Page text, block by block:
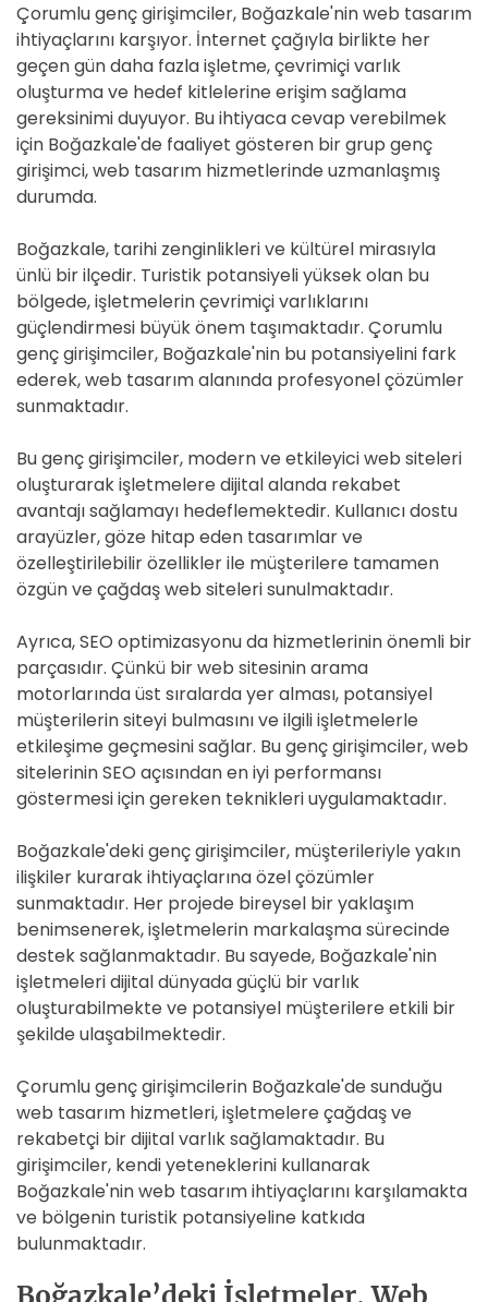
Çorumlu genç girişimciler, Boğazkale'nin web tasarım
ihtiyaçlarını karşıyor. İnternet çağıyla birlikte her
geçen gün daha fazla işletme, çevrimiçi varlık
oluşturma ve hedef kitlelerine erişim sağlama
gereksinimi duyuyor. Bu ihtiyaca cevap verebilmek
için Boğazkale'de faaliyet gösteren bir grup genç
girişimci, web tasarım hizmetlerinde uzmanlaşmış
durumda.
Boğazkale, tarihi zenginlikleri ve kültürel mirasıyla
ünlü bir ilçedir. Turistik potansiyeli yüksek olan bu
bölgede, işletmelerin çevrimiçi varlıklarını
güçlendirmesi büyük önem taşımaktadır. Çorumlu
genç girişimciler, Boğazkale'nin bu potansiyelini fark
ederek, web tasarım alanında profesyonel çözümler
sunmaktadır.
Bu genç girişimciler, modern ve etkileyici web siteleri
oluşturarak işletmelere dijital alanda rekabet
avantajı sağlamayı hedeflemektedir. Kullanıcı dostu
arayüzler, göze hitap eden tasarımlar ve
özelleştirilebilir özellikler ile müşterilere tamamen
özgün ve çağdaş web siteleri sunulmaktadır.
Ayrıca, SEO optimizasyonu da hizmetlerinin önemli bir
parçasıdır. Çünkü bir web sitesinin arama
motorlarında üst sıralarda yer alması, potansiyel
müşterilerin siteyi bulmasını ve ilgili işletmelerle
etkileşime geçmesini sağlar. Bu genç girişimciler, web
sitelerinin SEO açısından en iyi performansı
göstermesi için gereken teknikleri uygulamaktadır.
Boğazkale'deki genç girişimciler, müşterileriyle yakın
ilişkiler kurarak ihtiyaçlarına özel çözümler
sunmaktadır. Her projede bireysel bir yaklaşım
benimsenerek, işletmelerin markalaşma sürecinde
destek sağlanmaktadır. Bu sayede, Boğazkale'nin
işletmeleri dijital dünyada güçlü bir varlık
oluşturabilmekte ve potansiyel müşterilere etkili bir
şekilde ulaşabilmektedir.
Çorumlu genç girişimcilerin Boğazkale'de sunduğu
web tasarım hizmetleri, işletmelere çağdaş ve
rekabetçi bir dijital varlık sağlamaktadır. Bu
girişimciler, kendi yeteneklerini kullanarak
Boğazkale'nin web tasarım ihtiyaçlarını karşılamakta
ve bölgenin turistik potansiyeline katkıda
bulunmaktadır.